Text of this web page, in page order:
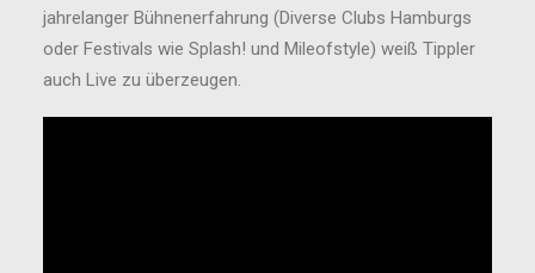
jahrelanger Bühnenerfahrung (Diverse Clubs Hamburgs
oder Festivals wie Splash! und Mileofstyle) weiß Tippler
auch Live zu überzeugen.